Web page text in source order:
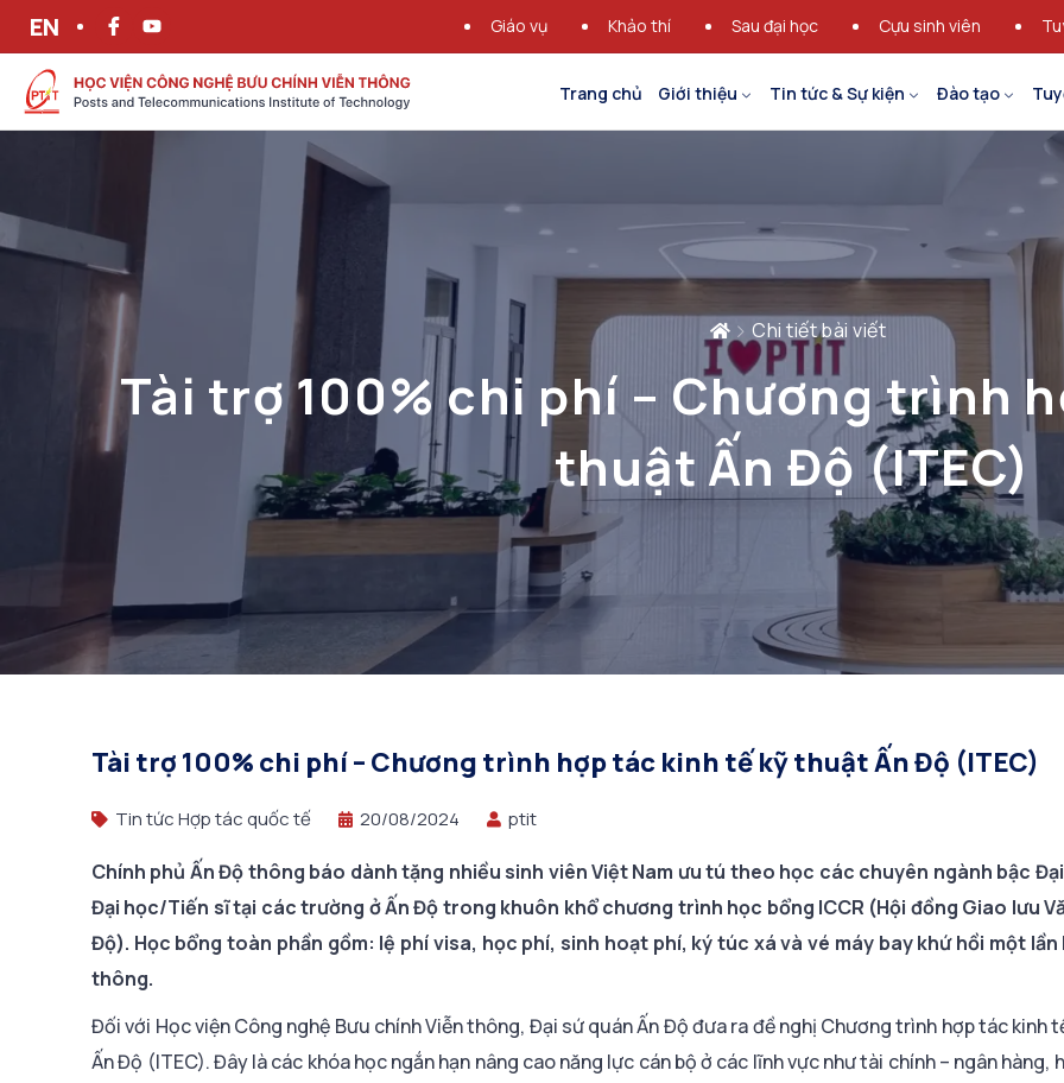
EN Giáo vụ Khảo thí Sau đại học Cựu sinh viên
Trang chủ Giới thiệu Tin tức & Sự kiện Đào tạo
Chi tiết bài viết
Tài trợ 100% chi phí – Chương trình
thuật Ấn Độ (ITEC)
Tài trợ 100% chi phí – Chương trình hợp tác kinh tế kỹ thuật Ấn Độ (ITEC)
Tin tức Hợp tác quốc tế 20/08/2024 ptit
Chính phủ Ấn Độ thông báo dành tặng nhiều sinh viên Việt Nam ưu tú theo học các chuyên ngành bậc
Đại học/Tiến sĩ tại các trường ở Ấn Độ trong khuôn khổ chương trình học bổng ICCR (Hội đồng Giao lưu
Độ). Học bổng toàn phần gồm: lệ phí visa, học phí, sinh hoạt phí, ký túc xá và vé máy bay khứ hồi một lần
thông.
Đối với Học viện Công nghệ Bưu chính Viễn thông, Đại sứ quán Ấn Độ đưa ra đề nghị Chương trình hợp tác kinh
Ấn Độ (ITEC). Đây là các khóa học ngắn hạn nâng cao năng lực cán bộ ở các lĩnh vực như tài chính – ngân hàng,